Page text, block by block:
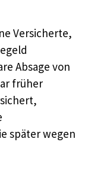
Versicherte,
Absage von
früher
später wegen